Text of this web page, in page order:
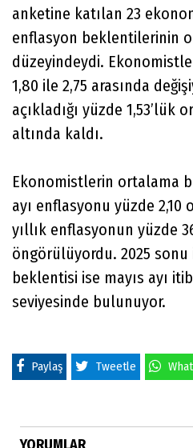
anketine katılan 23
enflasyon beklentilerinin
düzeyindeydi.
1,80 ile 2,75 arasında
açıkladığı yüzde 1,53’lük
altında kaldı.
Ekonomistlerin ortalama
ayı enflasyonu yüzde 2,10
yıllık enflasyonun yüzde
öngörülüyordu. 2025 sonu
beklentisi ise mayıs ayı
seviyesinde bulunuyor.
Paylaş Tweetle